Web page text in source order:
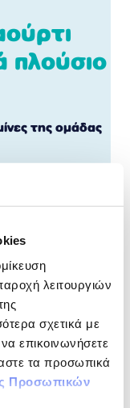
λειτουργιών
σχετικά με
επικοινωνήσετε
τα προσωπικά
Προσωπικών
πλούσιο
της ομάδας
ζάχαρης.
και πλούσια
μια δραστήρια
ανά 100 g
kJ / 66 kcal
1,2 g